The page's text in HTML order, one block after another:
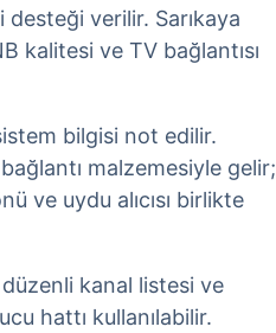
verilir. Sarıkaya
kalitesi ve TV bağlantısı
bilgisi not edilir.
malzemesiyle gelir;
ve uydu alıcısı birlikte
kanal listesi ve
hattı kullanılabilir.